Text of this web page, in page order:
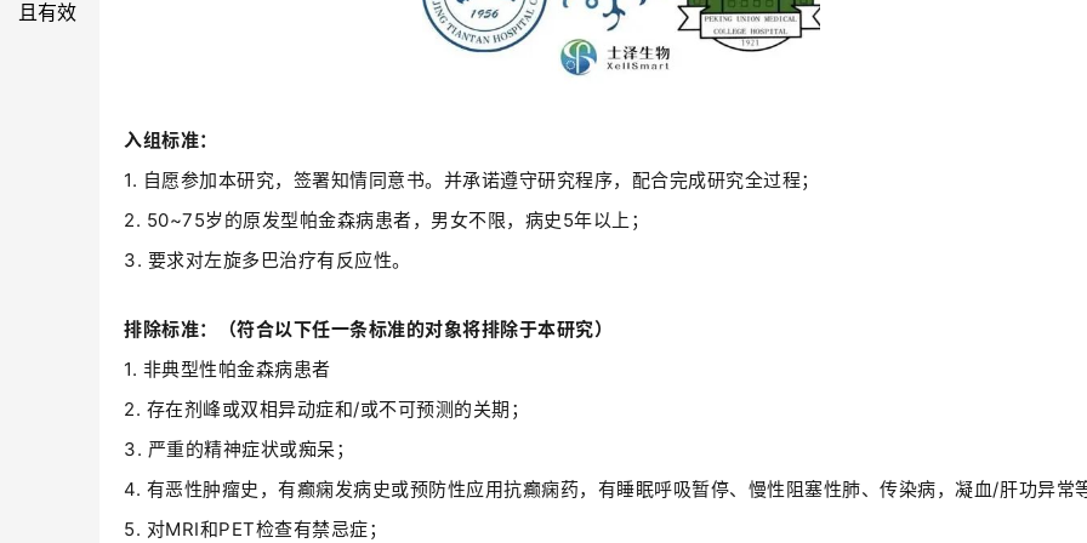
入组标准：
1. 自愿参加本研究，签署知情同意书。并承诺遵守研究程序，配合完成研究全过程；
2. 50~75岁的原发型帕金森病患者，男女不限，病史5年以上；
3. 要求对左旋多巴治疗有反应性。
排除标准：（符合以下任一条标准的对象将排除于本研究）
1. 非典型性帕金森病患者
2. 存在剂峰或双相异动症和/或不可预测的关期；
3. 严重的精神症状或痴呆；
4. 有恶性肿瘤史，有癫痫发病史或预防性应用抗癫痫药，有睡眠呼吸暂停、慢性阻塞性肺、传染病，凝血/肝功异常
5. 对MRI和PET检查有禁忌症；